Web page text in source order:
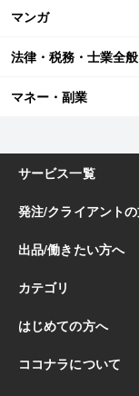
マンガ
法律・税務・士業全般
マネー・副業